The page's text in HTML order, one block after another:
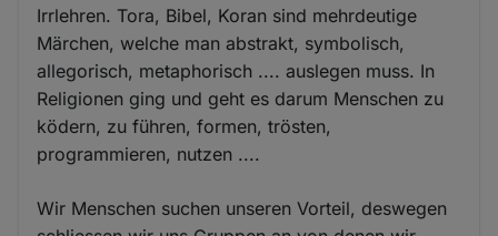
Irrlehren. Tora, Bibel, Koran sind mehrdeutige
Märchen, welche man abstrakt, symbolisch,
allegorisch, metaphorisch .... auslegen muss. In
Religionen ging und geht es darum Menschen zu
ködern, zu führen, formen, trösten,
programmieren, nutzen ....
Wir Menschen suchen unseren Vorteil, deswegen